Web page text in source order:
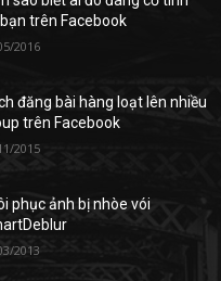
trên Facebook
2016
đăng bài hàng loạt lên nhiều
trên Facebook
2015
phục ảnh bị nhòe vói
2013